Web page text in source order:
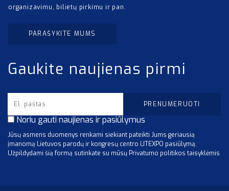
organizavimu, bilietų pirkimu ir pan.
PARAŠYKITE MUMS
Gaukite naujienas pirmi
Noriu gauti naujienas ir pasiūlymus
Jūsų asmens duomenys renkami siekiant pateikti Jums geriausią
įmanomą Lietuvos parodų ir kongresų centro LITEXPO pasiūlymą.
Užpildydami šią formą sutinkate su mūsų Privatumo politikos taisyklėmis